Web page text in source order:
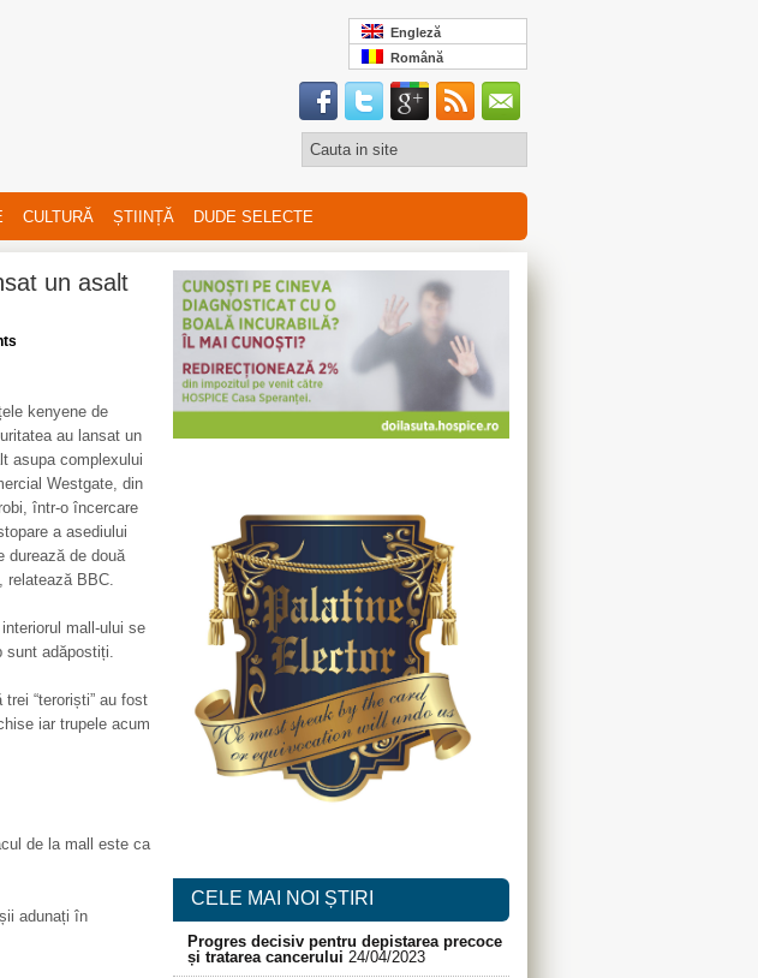
Engleză
Română
CULTURĂ ȘTIINȚĂ DUDE SELECTE
un asalt
kenyene de
au lansat un
asupa complexului
Westgate, din
într-o încercare
a asediului
durează de două
relatează BBC.
interiorul mall-ului se
sunt adăpostiți.
“teroriști” au fost
iar trupele acum
de la mall este ca
adunați în
CELE MAI NOI ȘTIRI
Progres decisiv pentru depistarea precoce
și tratarea cancerului 24/04/2023